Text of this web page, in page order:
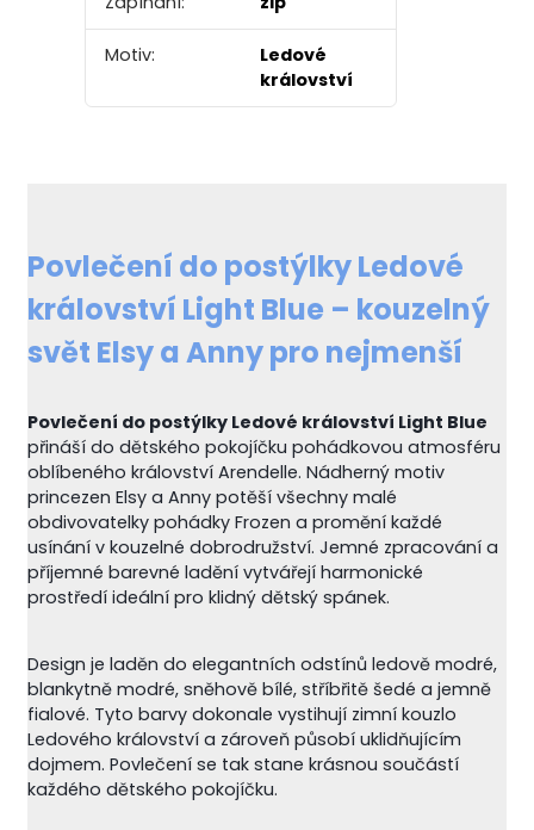
Povlečení do postýlky Ledové
království Light Blue – kouzelný
svět Elsy a Anny pro nejmenší
Povlečení do postýlky Ledové království Light Blue
přináší do dětského pokojíčku pohádkovou atmosféru
oblíbeného království Arendelle. Nádherný motiv
princezen Elsy a Anny potěší všechny malé
obdivovatelky pohádky Frozen a promění každé
usínání v kouzelné dobrodružství. Jemné zpracování a
příjemné barevné ladění vytvářejí harmonické
prostředí ideální pro klidný dětský spánek.
Design je laděn do elegantních odstínů ledově modré,
blankytně modré, sněhově bílé, stříbřitě šedé a jemně
fialové. Tyto barvy dokonale vystihují zimní kouzlo
Ledového království a zároveň působí uklidňujícím
dojmem. Povlečení se tak stane krásnou součástí
každého dětského pokojíčku.
Motiv:
Ledové
království